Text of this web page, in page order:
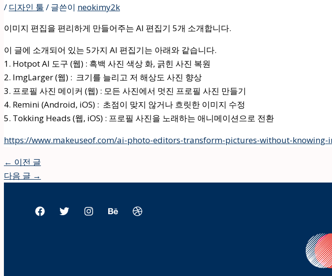
/ 디자인 툴 / 글쓴이 neokimy2k
이미지 편집을 편리하게 만들어주는 AI 편집기 5개 소개합니다.
이 글에 소개되어 있는 5가지 AI 편집기는 아래와 같습니다.
1. Hotpot AI 도구 (웹) : 흑백 사진 색상 화, 긁힌 사진 복원
2. ImgLarger (웹) : 크기를 늘리고 저 해상도 사진 향상
3. 프로필 사진 메이커 (웹) : 모든 사진에서 멋진 프로필 사진 만들기
4. Remini (Android, iOS) : 초점이 맞지 않거나 흐릿한 이미지 수정
5. Tokking Heads (웹, iOS) : 프로필 사진을 노래하는 애니메이션으로 전환
https://www.makeuseof.com/ai-photo-editors-transform-pictures-without-
← 이전 글
다음 글 →